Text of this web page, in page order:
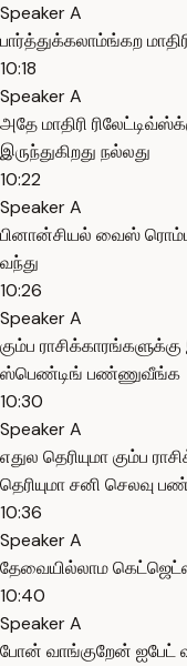
Speaker A
பார்த்துக்கலாம்ங்கற
10:18
Speaker A
அதே மாதிரி
இருந்துகிறது நல்லது
10:22
Speaker A
பினான்சியல் வைஸ்
வந்து
10:26
Speaker A
கும்ப
ஸ்பெண்டிங் பண்ணுவீங்க
10:30
Speaker A
எதுல தெரியுமா கும்ப
தெரியுமா சனி செலவு
10:36
Speaker A
தேவையில்லாம
10:40
Speaker A
போன் வாங்குறேன் ஐபேட்